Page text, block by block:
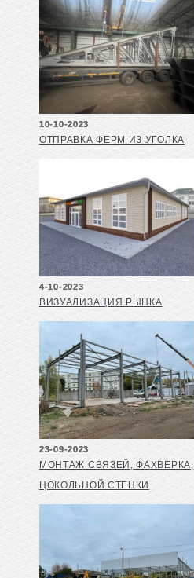
10-10-2023
ОТПРАВКА ФЕРМ ИЗ УГОЛКА
4-10-2023
ВИЗУАЛИЗАЦИЯ РЫНКА
23-09-2023
МОНТАЖ СВЯЗЕЙ, ФАХВЕРКА,
ЦОКОЛЬНОЙ СТЕНКИ